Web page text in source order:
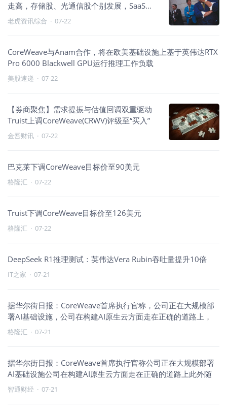
走高，存储股、光通信股个别发展，SaaS板
块集体走低
老虎资讯综合 · 07-22
CoreWeave与Anam合作，将在欧美基础设施上基于英伟达RTX
Pro 6000 Blackwell GPU运行推理工作负载
美股速递 · 07-22
【券商聚焦】需求提振与估值回调双重驱动
Truist上调CoreWeave(CRWV)评级至“买入”
金吾财讯 · 07-22
巴克莱下调CoreWeave目标价至90美元
格隆汇 · 07-22
Truist下调CoreWeave目标价至126美元
格隆汇 · 07-22
DeepSeek R1推理测试：英伟达Vera Rubin吞吐量提升10倍
IT之家 · 07-21
据华尔街日报：CoreWeave首席执行官称，公司正在大规模部
署AI基础设施，公司在构建AI原生云方面走在正确的道路上，
格隆汇 · 07-21
据华尔街日报：CoreWeave首席执行官称公司正在大规模部署
AI基础设施公司在构建AI原生云方面走在正确的道路上此外随
智通财经 · 07-21